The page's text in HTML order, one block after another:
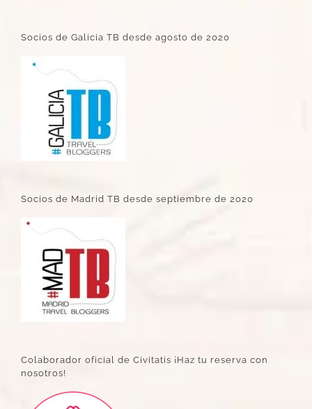
Socios de Galicia TB desde agosto de 2020
Socios de Madrid TB desde septiembre de 2020
Colaborador oficial de Civitatis ¡Haz tu reserva con
nosotros!